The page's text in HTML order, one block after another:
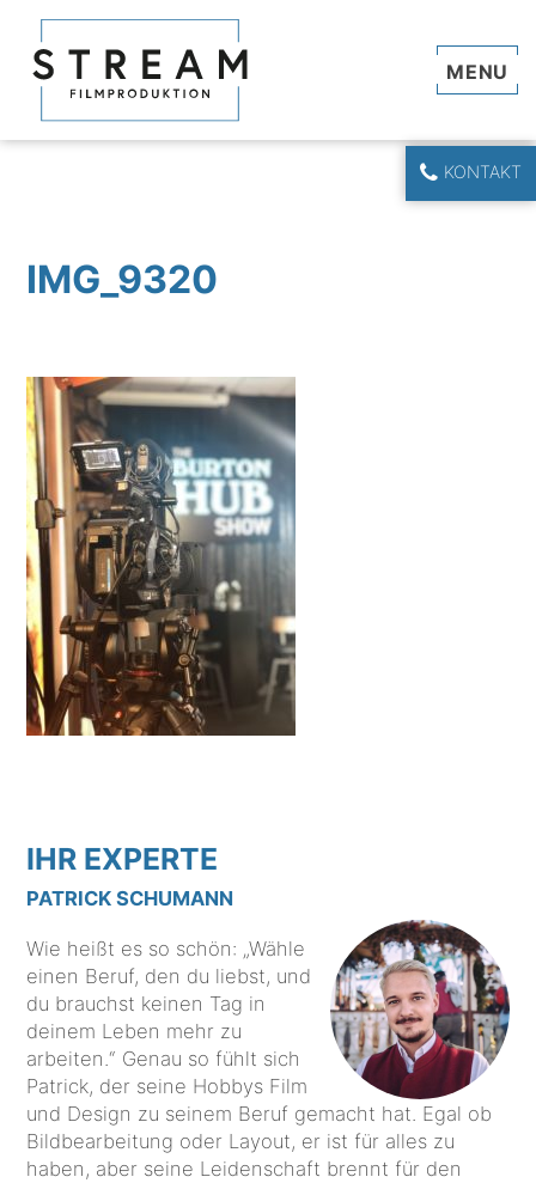
KONTAKT
IMG_9320
IHR EXPERTE
PATRICK SCHUMANN
Wie heißt es so schön: „Wähle
einen Beruf, den du liebst, und
du brauchst keinen Tag in
deinem Leben mehr zu
arbeiten.“ Genau so fühlt sich
Patrick, der seine Hobbys Film
und Design zu seinem Beruf gemacht hat. Egal ob
Bildbearbeitung oder Layout, er ist für alles zu
haben, aber seine Leidenschaft brennt für den